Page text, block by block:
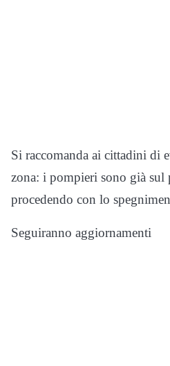
Si raccomanda ai cittadini di
zona: i pompieri sono già sul
procedendo con lo
Seguiranno aggiornamenti